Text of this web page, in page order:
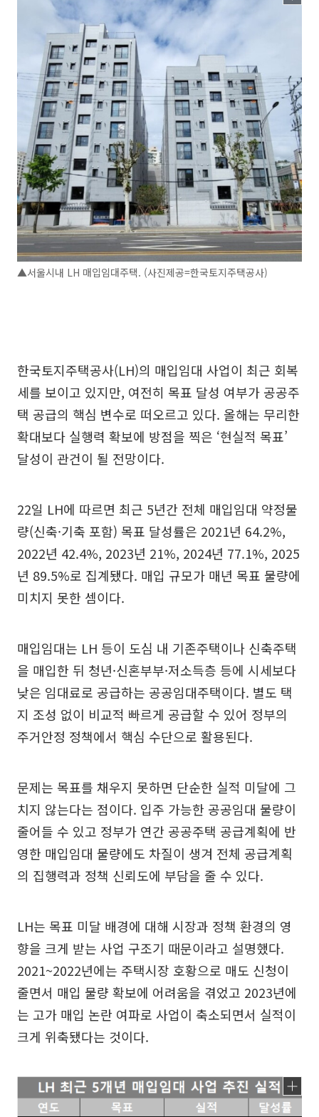
▲서울시내 LH 매입임대주택. (사진제공=한국토지주택공사)
한국토지주택공사(LH)의 매입임대 사업이 최근 회복
세를 보이고 있지만, 여전히 목표 달성 여부가 공공주
택 공급의 핵심 변수로 떠오르고 있다. 올해는 무리한
확대보다 실행력 확보에 방점을 찍은 ‘현실적 목표’
달성이 관건이 될 전망이다.
22일 LH에 따르면 최근 5년간 전체 매입임대 약정물
량(신축·기축 포함) 목표 달성률은 2021년 64.2%,
2022년 42.4%, 2023년 21%, 2024년 77.1%, 2025
년 89.5%로 집계됐다. 매입 규모가 매년 목표 물량에
미치지 못한 셈이다.
매입임대는 LH 등이 도심 내 기존주택이나 신축주택
을 매입한 뒤 청년·신혼부부·저소득층 등에 시세보다
낮은 임대료로 공급하는 공공임대주택이다. 별도 택
지 조성 없이 비교적 빠르게 공급할 수 있어 정부의
주거안정 정책에서 핵심 수단으로 활용된다.
문제는 목표를 채우지 못하면 단순한 실적 미달에 그
치지 않는다는 점이다. 입주 가능한 공공임대 물량이
줄어들 수 있고 정부가 연간 공공주택 공급계획에 반
영한 매입임대 물량에도 차질이 생겨 전체 공급계획
의 집행력과 정책 신뢰도에 부담을 줄 수 있다.
LH는 목표 미달 배경에 대해 시장과 정책 환경의 영
향을 크게 받는 사업 구조기 때문이라고 설명했다.
2021~2022년에는 주택시장 호황으로 매도 신청이
줄면서 매입 물량 확보에 어려움을 겪었고 2023년에
는 고가 매입 논란 여파로 사업이 축소되면서 실적이
크게 위축됐다는 것이다.